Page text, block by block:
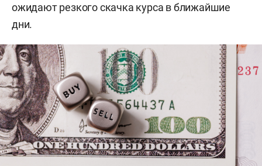
ожидают резкого скачка курса в ближайшие
дни.